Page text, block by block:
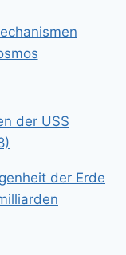
der USS
der Erde